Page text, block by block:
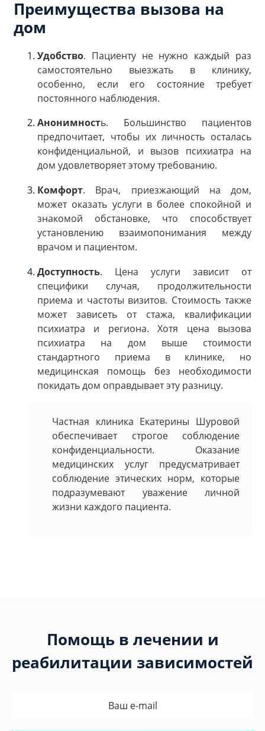
Преимущества вызова на
дом
Удобство. Пациенту не нужно каждый раз
самостоятельно выезжать в клинику,
особенно, если его состояние требует
постоянного наблюдения.
Анонимность. Большинство пациентов
предпочитает, чтобы их личность осталась
конфиденциальной, и вызов психиатра на
дом удовлетворяет этому требованию.
Комфорт. Врач, приезжающий на дом,
может оказать услуги в более спокойной и
знакомой обстановке, что способствует
установлению взаимопонимания между
врачом и пациентом.
Доступность. Цена услуги зависит от
специфики случая, продолжительности
приема и частоты визитов. Стоимость также
может зависеть от стажа, квалификации
психиатра и региона. Хотя цена вызова
психиатра на дом выше стоимости
стандартного приема в клинике, но
медицинская помощь без необходимости
покидать дом оправдывает эту разницу.
Частная клиника Екатерины Шуровой
обеспечивает строгое соблюдение
конфиденциальности. Оказание
медицинских услуг предусматривает
соблюдение этических норм, которые
подразумевают уважение личной
жизни каждого пациента.
Помощь в лечении и
реабилитации зависимостей